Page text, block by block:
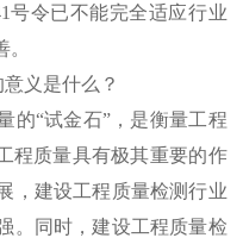
号令已不能完全适应行业
意义是什么？
“试金石”，是衡量工程
程质量具有极其重要的作
，建设工程质量检测行业
。同时，建设工程质量检